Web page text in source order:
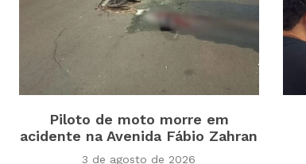
Piloto de moto morre em
acidente na Avenida Fábio Zahran
3 de agosto de 2026